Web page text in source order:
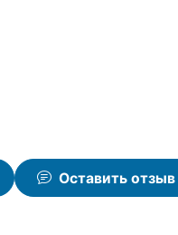
Оставить отзыв